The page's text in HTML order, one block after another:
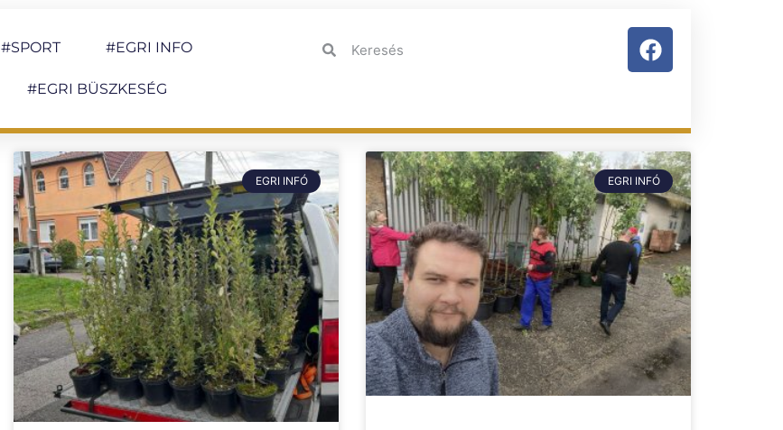
#SPORT #EGRI INFO
#EGRI BÜSZKESÉG
EGRI INFÓ EGRI INFÓ